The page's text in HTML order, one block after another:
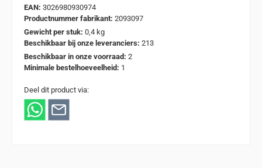
EAN: 3026980930974
Productnummer fabrikant: 2093097
Gewicht per stuk: 0,4 kg
Beschikbaar bij onze leveranciers: 213
Beschikbaar in onze voorraad: 2
Minimale bestelhoeveelheid: 1
Deel dit product via: